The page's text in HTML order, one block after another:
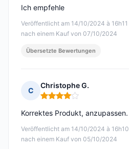
Veröffentlicht am 14/10/2024 à 16h11
nach einem Kauf von 07/10/2024
Ich empfehle
Übersetzte Bewertungen
C
Christophe G.
Hinweis: 4 von 5
Veröffentlicht am 14/10/2024 à 16h10
nach einem Kauf von 05/10/2024
Korrektes Produkt, anzupassen.